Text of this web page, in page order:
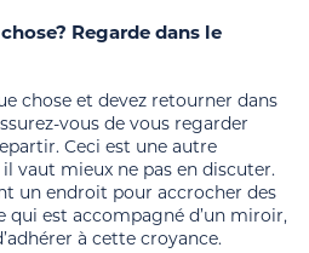
Regarde dans le
chose et devez retourner dans
vous de vous regarder
Ceci est une autre
vaut mieux ne pas en discuter.
un endroit pour accrocher des
qui est accompagné d’un miroir,
à cette croyance.